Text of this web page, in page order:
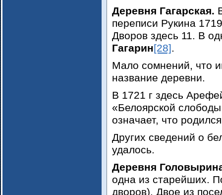
Деревня Гагарская.
переписи Рукина
Дворов здесь 11. В
Гагарин[28].
Мало сомнений, что
название деревни.
В 1721 г здесь
«Белоярской
означает, что
Других сведений о
удалось.
Деревня
одна из старейших.
дворов). Двое из